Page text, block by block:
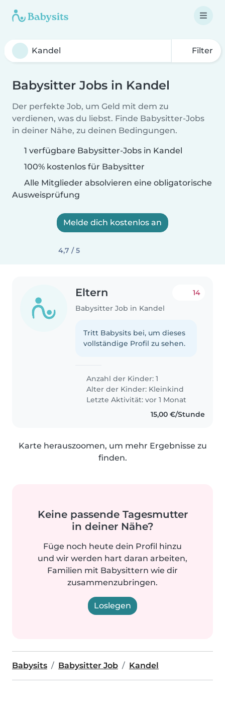
Filter
Babysitter Jobs in Kandel
Der perfekte Job, um Geld mit dem zu
verdienen, was du liebst. Finde Babysitter-Jobs
in deiner Nähe, zu deinen Bedingungen.
1 verfügbare Babysitter-Jobs in Kandel
100% kostenlos für Babysitter
Alle Mitglieder absolvieren eine obligatorische
Ausweisprüfung
Melde dich kostenlos an
4,7 / 5
Eltern
Babysitter Job in Kandel
14
Tritt Babysits bei, um dieses
vollständige Profil zu sehen.
Anzahl der Kinder: 1
Alter der Kinder: Kleinkind
Letzte Aktivität: vor 1 Monat
15,00 €/Stunde
Karte herauszoomen, um mehr Ergebnisse zu
finden.
Keine passende Tagesmutter
in deiner Nähe?
Füge noch heute dein Profil hinzu
und wir werden hart daran arbeiten,
Familien mit Babysittern wie dir
zusammenzubringen.
Loslegen
Babysits Babysitter Job Kandel